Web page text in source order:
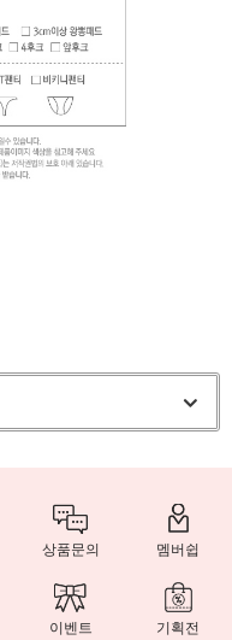
상품문의 멤버쉽
이벤트 기획전